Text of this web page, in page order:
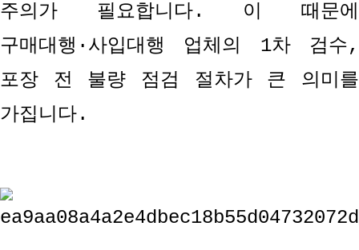
주의가 필요합니다. 이 때문에
구매대행 · 사입대행 업체의 1차 검수,
포장 전 불량 점검 절차가 큰 의미를
가집니다.